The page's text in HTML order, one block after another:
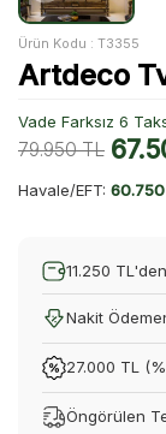
Ürün Kodu : T3355
Artdeco
Vade Farksız 6
79.950TL
Havale/EFT:
11.250
Nakit
27.000 TL
Öngörülen